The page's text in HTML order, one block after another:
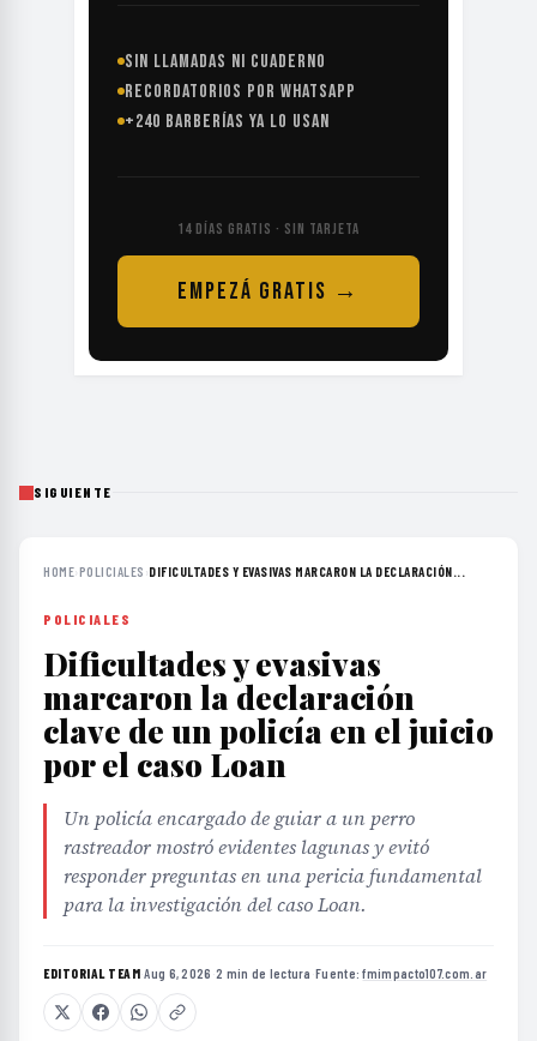
SIN LLAMADAS NI CUADERNO
RECORDATORIOS POR WHATSAPP
+240 BARBERÍAS YA LO USAN
14 DÍAS GRATIS · SIN TARJETA
EMPEZÁ GRATIS →
SIGUIENTE
HOME›POLICIALES ›DIFICULTADES Y EVASIVAS MARCARON LA DECLARACIÓN...
POLICIALES
Dificultades y evasivas
marcaron la declaración
clave de un policía en el juicio
por el caso Loan
Un policía encargado de guiar a un perro
rastreador mostró evidentes lagunas y evitó
responder preguntas en una pericia fundamental
para la investigación del caso Loan.
EDITORIAL TEAM·Aug 6, 2026 ·2 min de lectura ·Fuente:fmimpacto107.com.ar